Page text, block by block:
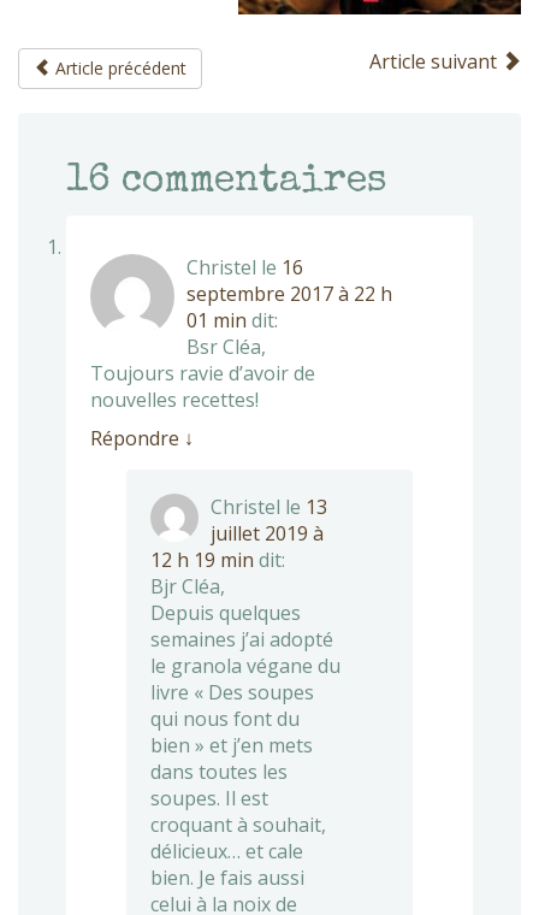
Article précédent Article suivant
16 commentaires
Christel le 16
septembre 2017 à 22 h
01 min dit:
Bsr Cléa,
Toujours ravie d’avoir de
nouvelles recettes!
Répondre ↓
Christel le 13
juillet 2019 à
12 h 19 min dit:
Bjr Cléa,
Depuis quelques
semaines j’ai adopté
le granola végane du
livre « Des soupes
qui nous font du
bien » et j’en mets
dans toutes les
soupes. Il est
croquant à souhait,
délicieux… et cale
bien. Je fais aussi
celui à la noix de